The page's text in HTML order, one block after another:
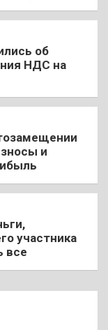
об
НДС на
и
участника
все